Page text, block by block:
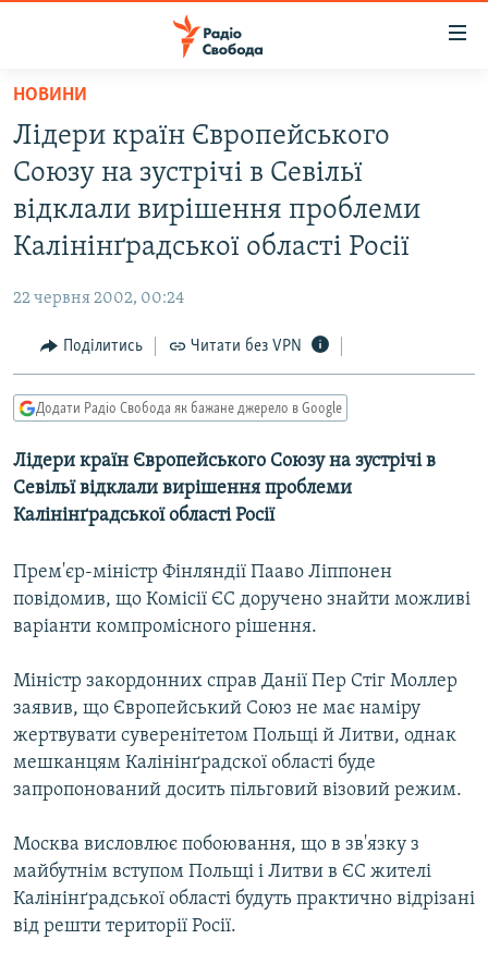
Перейти
основного
матеріалу
Перейти
до
основної
Перейти
пошуку
ВСЕ ЗА ДОБУ
СТАТТІ
ПОЛІТИКА
СУСПІЛЬСТВО
КУЛЬТУРА
СПОРТ
СВІТ
ВІЙНА
ДОНБАС.РЕАЛІЇ
КРИМ.РЕАЛІЇ
ТИ ЯК?
ПРИАЗОВ’Я
КИТАЙ.ВИКЛИКИ
ФОТО
СПЕЦПРОЄКТИ
РУС
УКР
ДОЛУЧАЙСЯ!
НОВИНИ
Лідери країн Європейського
Союзу на зустрічі в Севільї
відклали вирішення проблеми
Калінінґрадської області Росії
22 червня 2002, 00:24
Поділитись Читати без VPN
Додати Радіо Свобода як бажане джерело в Google
Лідери країн Європейського Союзу на зустрічі в
Севільї відклали вирішення проблеми
Калінінґрадської області Росії
Прем'єр-міністр Фінляндії Пааво Ліппонен
повідомив, що Комісії ЄС доручено знайти можливі
варіанти компромісного рішення.
Міністр закордонних справ Данії Пер Стіг Моллер
заявив, що Європейський Союз не має наміру
жертвувати суверенітетом Польщі й Литви, однак
мешканцям Калінінґрадскої області буде
запропонований досить пільговий візовий режим.
Москва висловлює побоювання, що в зв'язку з
майбутнім вступом Польщі і Литви в ЄС жителі
Калінінґрадської області будуть практично відрізані
від решти території Росії.